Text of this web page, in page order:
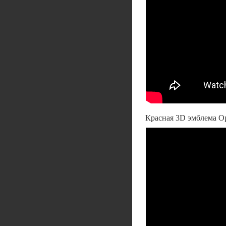
Красная 3D эмблема